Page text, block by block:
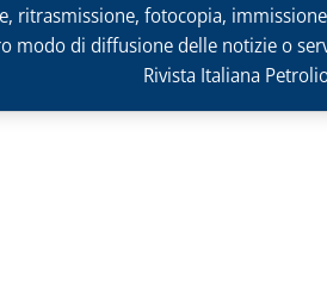
ritrasmissione, fotocopia,
modo di diffusione delle notizie o
Rivista Italiana